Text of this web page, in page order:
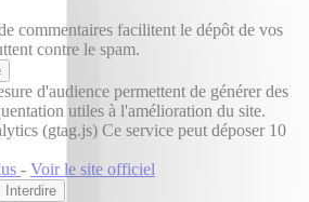
commentaires facilitent le dépôt de vos
contre le spam.
d'audience permettent de générer des
utiles à l'amélioration du site.
(gtag.js) Ce service peut déposer 10
- Voir le site officiel
Interdire